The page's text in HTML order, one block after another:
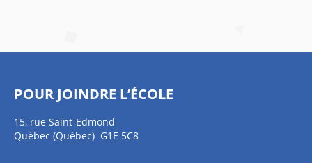
POUR JOINDRE L’ÉCOLE
15, rue Saint-Edmond
Québec (Québec) G1E 5C8